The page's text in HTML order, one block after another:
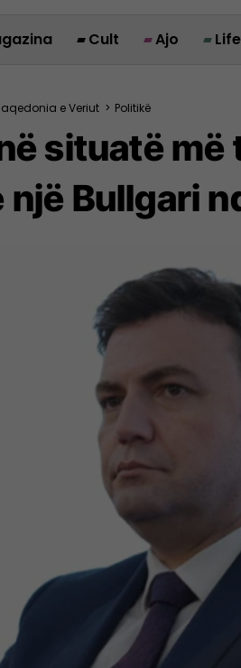
Cult Ajo
e Veriut > Politikë
situatë
Bullgari